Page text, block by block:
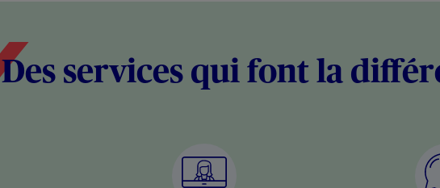
Des services qui font la